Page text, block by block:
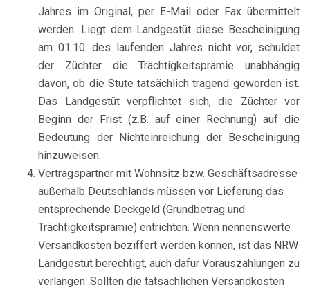
Jahres im Original, per E-Mail oder Fax übermittelt
werden. Liegt dem Landgestüt diese Bescheinigung
am 01.10. des laufenden Jahres nicht vor, schuldet
der Züchter die Trächtigkeitsprämie unabhängig
davon, ob die Stute tatsächlich tragend geworden ist.
Das Landgestüt verpflichtet sich, die Züchter vor
Beginn der Frist (z.B. auf einer Rechnung) auf die
Bedeutung der Nichteinreichung der Bescheinigung
hinzuweisen.
Vertragspartner mit Wohnsitz bzw. Geschäftsadresse
außerhalb Deutschlands müssen vor Lieferung das
entsprechende Deckgeld (Grundbetrag und
Trächtigkeitsprämie) entrichten. Wenn nennenswerte
Versandkosten beziffert werden können, ist das NRW
Landgestüt berechtigt, auch dafür Vorauszahlungen zu
verlangen. Sollten die tatsächlichen Versandkosten